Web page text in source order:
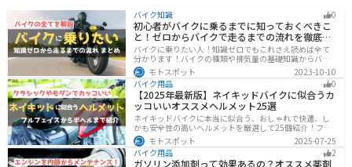
バイク知識 0
初心者がバイクに乗るまでに知っておくべきこ
と！ゼロからバイクで走るまでの流れを徹底解
説
バイクに乗りたい人！知識ゼロでもこれさえ読めば全て
分かります！バイクの種類や排気量の基礎知識からバイ
クの選び方、免許の取り方、購入、納車、その後のバイ
クライフまで全てサポートします！
モトスポット
2023-10-10
バイク用品
0
【2025年最新版】ネイキッドバイクに似合うカ
ッコいいオススメヘルメット25選
ネイキッドバイクに本当に似合う、おしゃれで快適、し
かも安全性の高いヘルメットを厳選して25個紹介！フル
フェイス・ジェット・システムなどタイプ別に特徴や選
び方も徹底解説。街乗りやツーリング、初心者からベテ
ランまで満足できるモデルを集めました。
モトスポット
2025-07-25
バイク用品
2
ガソリン添加剤って効果あるの？オススメ薬剤